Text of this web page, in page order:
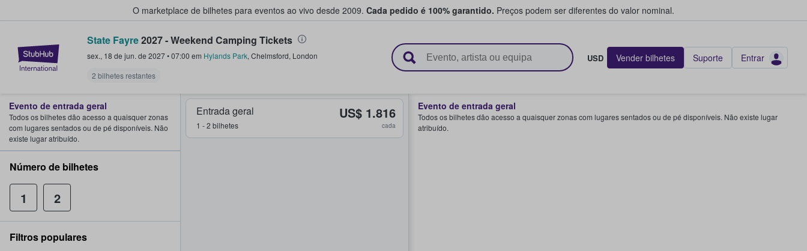
O marketplace de bilhetes para eventos ao vivo desde 2009. Cada pedido é 100% garantido. Preços podem ser diferentes do valor nominal.
StubHub – onde os fãs compram e vendem bilhetes
State Fayre2027 - Weekend Camping Tickets
sex., 18 de jun. de 2027•07:00 em Hylands Park, Chelmsford, London
2 bilhetes restantes
USD Vender bilhetes Suporte Entrar
Entrada geral
1 - 2 bilhetes
US$ 1.816
cada
Evento de entrada geral
Todos os bilhetes dão acesso a quaisquer zonas com lugares sentados ou de pé disponíveis. Não existe lugar
atribuído.
Evento de entrada geral
Todos os bilhetes dão acesso a quaisquer zonas
com lugares sentados ou de pé disponíveis. Não
existe lugar atribuído.
Número de bilhetes
1 2
Filtros populares